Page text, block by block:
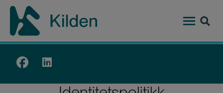
Hopp
hovedinnhold
Top